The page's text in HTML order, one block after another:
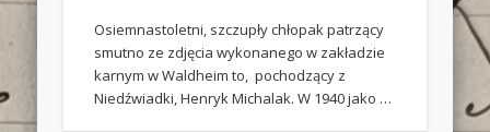
Osiemnastoletni, szczupły chłopak patrzący
smutno ze zdjęcia wykonanego w zakładzie
karnym w Waldheim to, pochodzący z
Niedźwiadki, Henryk Michalak. W 1940 jako …